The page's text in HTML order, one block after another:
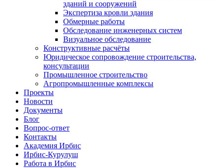
зданий и сооружений
Экспертиза кровли здания
Обмерные работы
Обследование инженерных систем
Визуальное обследование
Конструктивные расчёты
Юридическое сопровождение строительства,
консультации
Промышленное строительство
Агропромышленные комплексы
Проекты
Новости
Документы
Блог
Вопрос-ответ
Контакты
Академия Ирбис
Ирбис-Курулуш
Работа в Ирбис